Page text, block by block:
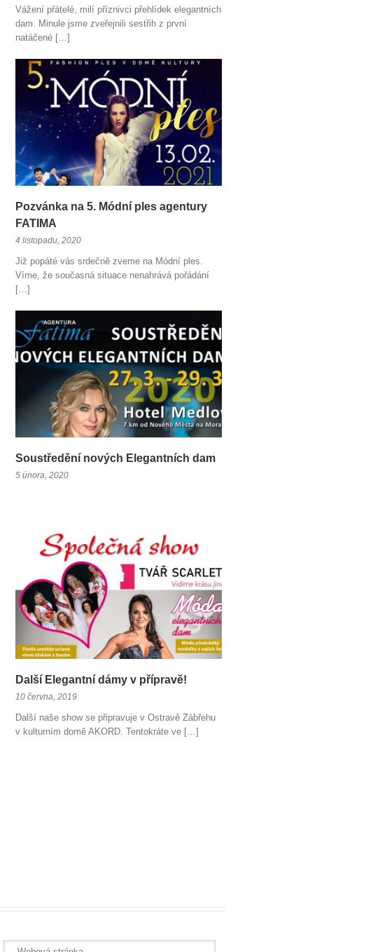
Vážení přátelé, milí příznivci přehlídek elegantních
dam. Minule jsme zveřejnili sestřih z první
natáčené […]
Pozvánka na 5. Módní ples agentury
FATIMA
4 listopadu, 2020
Již popáté vás srdečně zveme na Módní ples.
Víme, že současná situace nenahrává pořádání
[…]
Soustředění nových Elegantních dam
5 února, 2020
Další Elegantní dámy v přípravě!
10 června, 2019
Další naše show se připravuje v Ostravě Zábřehu
v kulturním domě AKORD. Tentokráte ve […]